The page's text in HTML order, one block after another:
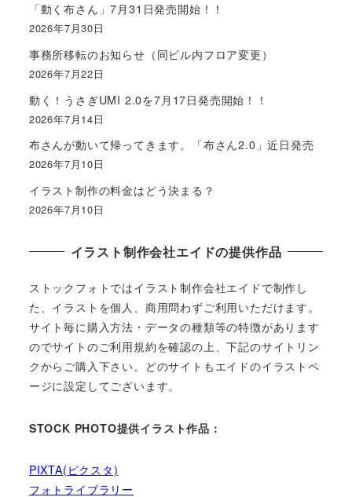
「動く布さん」7月31日発売開始！！
2026年7月30日
事務所移転のお知らせ（同ビル内フロア変更）
2026年7月22日
動く！うさぎUMI 2.0を7月17日発売開始！！
2026年7月14日
布さんが動いて帰ってきます。「布さん2.0」近日発売
2026年7月10日
イラスト制作の料金はどう決まる？
2026年7月10日
イラスト制作会社エイドの提供作品
ストックフォトではイラスト制作会社エイドで制作し
た、イラストを個人、商用問わずご利用いただけます。
サイト毎に購入方法・データの種類等の特徴があります
のでサイトのご利用規約を確認の上、下記のサイトリン
クからご購入下さい。どのサイトもエイドのイラストペ
ージに設定してございます。
STOCK PHOTO提供イラスト作品：
PIXTA(ピクスタ)
フォトライブラリー